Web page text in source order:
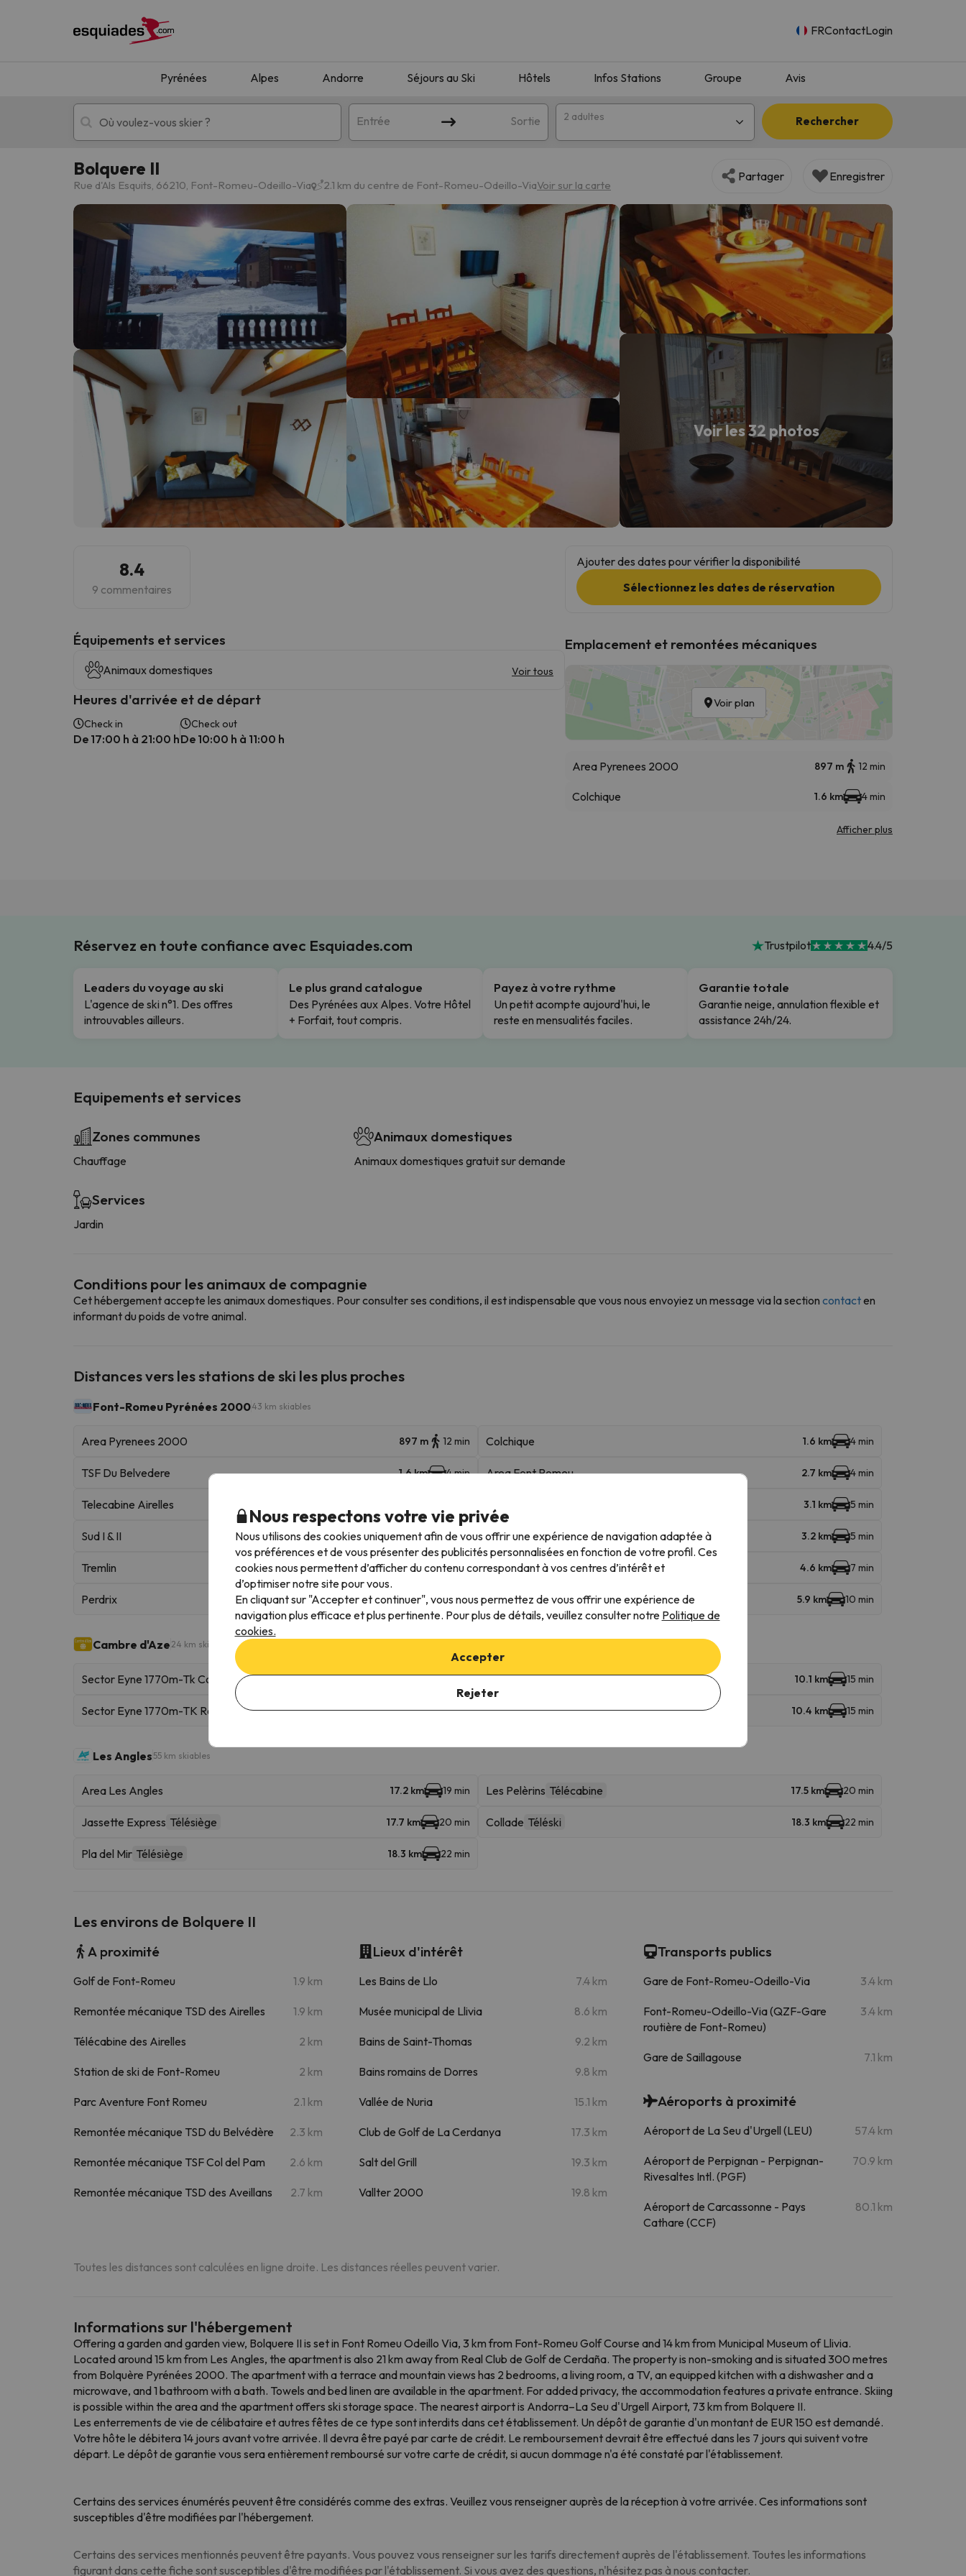
FRContactLogin
Pyrénées Alpes Andorre Séjours au Ski Hôtels Infos Stations Groupe Avis
Entrée Sortie 2 adultes Rechercher
Séjours au ski Séjours montagne
Oups, nous n'avons pas trouvé de résultats correspondant à votre recherche. Essayez de modifier la destination.
Il semble que notre chercheur se soit égaré. Dès qu'il aura retrouvé sa boussole, il reviendra.
Bolquere II
Rue d'Als Esquits, 66210, Font-Romeu-Odeillo-Via 2.1 km du centre de Font-Romeu-Odeillo-ViaVoir sur la carte
Partager Enregistrer
Voir les 32 photos
8.4
9 commentaires
​Équipements et services
Animaux domestiques Voir tous
Heures d'arrivée et de départ
Check in
De 17:00 h à 21:00 h
Check out
De 10:00 h à 11:00 h
Ajouter des dates pour vérifier la disponibilité
Sélectionnez les dates de réservation
Emplacement et remontées mécaniques
Voir plan
Area Pyrenees 2000 897 m 12 min
Colchique 1.6 km 4 min
Afficher plus
Réservez en toute confiance avec Esquiades.com Trustpilot 4.4/5
Leaders du voyage au ski
L'agence de ski n°1. Des offres
introuvables ailleurs.
Le plus grand catalogue
Des Pyrénées aux Alpes. Votre Hôtel
+ Forfait, tout compris.
Payez à votre rythme
Un petit acompte aujourd'hui, le
reste en mensualités faciles.
Garantie totale
Garantie neige, annulation flexible et
assistance 24h/24.
Equipements et services
Zones communes
Chauffage
Services
Jardin
Animaux domestiques
Animaux domestiques gratuit sur demande
Conditions pour les animaux de compagnie
Cet hébergement accepte les animaux domestiques. Pour consulter ses conditions, il est indispensable que vous nous envoyiez un message via la section contacten
informant du poids de votre animal.
Distances vers les stations de ski les plus proches
Font-Romeu Pyrénées 200043 km skiables
Area Pyrenees 2000 897 m 12 min Colchique 1.6 km 4 min
TSF Du Belvedere 1.6 km 4 min Area Font Romeu 2.7 km 4 min
Telecabine Airelles 3.1 km 5 min
Sud I & II 3.1 km 5 min Isard 3.2 km 5 min
Tremlin 3.4 km 6 min TSF Col De Pam 4.6 km 7 min
Perdrix 5.9 km 10 min TSD Du Roc 5.9 km 10 min
Cambre d'Aze 24 km skiables
Sector Eyne 1770m-Tk Coulée d' Eyne Téléski 10.1 km 15 min Sector Eyne 1770m-TK fount Téléski 10.1 km 15 min
Sector Eyne 1770m-TK Roc Téléski 10.1 km 15 min Sector St Pierre 1640m-Telesilla Mouli Télésiège 10.4 km 15 min
Les Angles 55 km skiables
Area Les Angles 17.2 km 19 min Les Pelèrins Télécabine 17.5 km 20 min
Jassette Express Télésiège 17.7 km 20 min Collade Téléski 18.3 km 22 min
Pla del Mir Télésiège 18.3 km 22 min
Les environs de Bolquere II
A proximité
Golf de Font-Romeu 1.9 km
Remontée mécanique TSD des Airelles 1.9 km
Télécabine des Airelles 2 km
Station de ski de Font-Romeu 2 km
Parc Aventure Font Romeu 2.1 km
Remontée mécanique TSD du Belvédère 2.3 km
Remontée mécanique TSF Col del Pam 2.6 km
Remontée mécanique TSD des Aveillans 2.7 km
Lieux d'intérêt
Les Bains de Llo 7.4 km
Musée municipal de Llivia 8.6 km
Bains de Saint-Thomas 9.2 km
Bains romains de Dorres 9.8 km
Vallée de Nuria 15.1 km
Club de Golf de La Cerdanya 17.3 km
Salt del Grill 19.3 km
Vallter 2000 19.8 km
Transports publics
Gare de Font-Romeu-Odeillo-Via 3.4 km
Font-Romeu-Odeillo-Via (QZF-Gare
routière de Font-Romeu)
3.4 km
Gare de Saillagouse 7.1 km
Aéroports à proximité
Aéroport de La Seu d'Urgell (LEU) 57.4 km
Aéroport de Perpignan - Perpignan-
Rivesaltes Intl. (PGF)
70.9 km
Aéroport de Carcassonne - Pays
Cathare (CCF)
80.1 km
Toutes les distances sont calculées en ligne droite. Les distances réelles peuvent varier.
Informations sur l'hébergement
Offering a garden and garden view, Bolquere II is set in Font Romeu Odeillo Via, 3 km from Font-Romeu Golf Course and 14 km from Municipal Museum of Llivia.
Located around 15 km from Les Angles, the apartment is also 21 km away from Real Club de Golf de Cerdaña. The property is non-smoking and is situated 300 metres
from Bolquère Pyrénées 2000. The apartment with a terrace and mountain views has 2 bedrooms, a living room, a TV, an equipped kitchen with a dishwasher and a
microwave, and 1 bathroom with a bath. Towels and bed linen are available in the apartment. For added privacy, the accommodation features a private entrance. Skiing
is possible within the area and the apartment offers ski storage space. The nearest airport is Andorra–La Seu d'Urgell Airport, 73 km from Bolquere II.
Les enterrements de vie de célibataire et autres fêtes de ce type sont interdits dans cet établissement. Un dépôt de garantie d'un montant de EUR 150 est demandé.
Votre hôte le débitera 14 jours avant votre arrivée. Il devra être payé par carte de crédit. Le remboursement devrait être effectué dans les 7 jours qui suivent votre
départ. Le dépôt de garantie vous sera entièrement remboursé sur votre carte de crédit, si aucun dommage n'a été constaté par l'établissement.
Certains des services énumérés peuvent être considérés comme des extras. Veuillez vous renseigner auprès de la réception à votre arrivée. Ces informations sont
susceptibles d'être modifiées par l'hébergement.
Certains des services mentionnés peuvent être payants. Vous pouvez vous renseigner sur les tarifs directement auprès de l'établissement. Toutes les informations
figurant dans cette fiche sont susceptibles d'être modifiées par l'établissement. Si vous avez des questions, n'hésitez pas à nous contacter.
Nous respectons votre vie privée
Nous utilisons des cookies uniquement afin de vous offrir une expérience de navigation adaptée à
vos préférences et de vous présenter des publicités personnalisées en fonction de votre profil. Ces
cookies nous permettent d’afficher du contenu correspondant à vos centres d’intérêt et
d’optimiser notre site pour vous.
En cliquant sur "Accepter et continuer", vous nous permettez de vous offrir une expérience de
navigation plus efficace et plus pertinente. Pour plus de détails, veuillez consulter notre Politique de
cookies.
Accepter
Rejeter